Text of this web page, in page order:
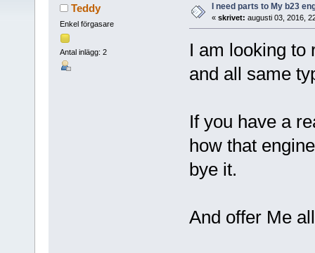
Teddy
Enkel förgasare
Antal inlägg: 2
I need parts to My b23
« skrivet: augusti 03, 2016,
I am looking to
and all same
If you have a
how that
bye it.
And offer Me